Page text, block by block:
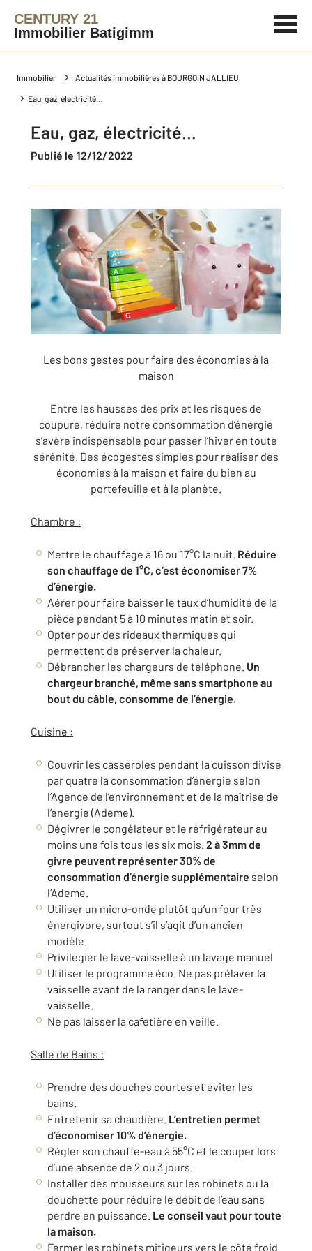
CENTURY 21
Immobilier Batigimm
Immobilier Actualités immobilières à BOURGOIN JALLIEU
Eau, gaz, électricité…
Eau, gaz, électricité…
Publié le 12/12/2022
Les bons gestes pour faire des économies à la
maison
Entre les hausses des prix et les risques de
coupure, réduire notre consommation d’énergie
s’avère indispensable pour passer l’hiver en toute
sérénité. Des écogestes simples pour réaliser des
économies à la maison et faire du bien au
portefeuille et à la planète.
Chambre :
Mettre le chauffage à 16 ou 17°C la nuit. Réduire
son chauffage de 1°C, c’est économiser 7%
d’énergie.
Aérer pour faire baisser le taux d’humidité de la
pièce pendant 5 à 10 minutes matin et soir.
Opter pour des rideaux thermiques qui
permettent de préserver la chaleur.
Débrancher les chargeurs de téléphone. Un
chargeur branché, même sans smartphone au
bout du câble, consomme de l’énergie.
Cuisine :
Couvrir les casseroles pendant la cuisson divise
par quatre la consommation d’énergie selon
l’Agence de l’environnement et de la maîtrise de
l’énergie (Ademe).
Dégivrer le congélateur et le réfrigérateur au
moins une fois tous les six mois. 2 à 3mm de
givre peuvent représenter 30% de
consommation d’énergie supplémentaire selon
l’Ademe.
Utiliser un micro-onde plutôt qu’un four très
énergivore, surtout s’il s’agit d’un ancien
modèle.
Privilégier le lave-vaisselle à un lavage manuel
Utiliser le programme éco. Ne pas prélaver la
vaisselle avant de la ranger dans le lave-
vaisselle.
Ne pas laisser la cafetière en veille.
Salle de Bains :
Prendre des douches courtes et éviter les
bains.
Entretenir sa chaudière. L’entretien permet
d’économiser 10% d’énergie.
Régler son chauffe-eau à 55°C et le couper lors
d’une absence de 2 ou 3 jours.
Installer des mousseurs sur les robinets ou la
douchette pour réduire le débit de l’eau sans
perdre en puissance. Le conseil vaut pour toute
la maison.
Fermer les robinets mitigeurs vers le côté froid